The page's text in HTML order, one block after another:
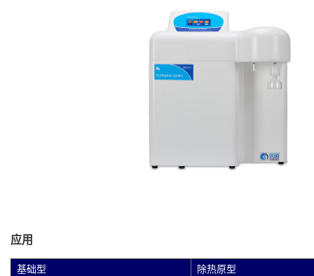
应用
基础型 除热原型